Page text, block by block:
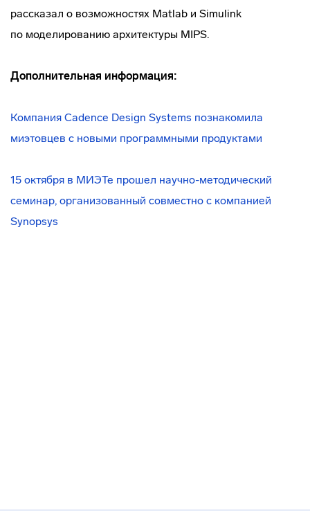
рассказал о возможностях Matlab и Simulink
по моделированию архитектуры MIPS.
Дополнительная информация:
Компания Cadence Design Systems познакомила
миэтовцев с новыми программными продуктами
15 октября в МИЭТе прошел научно-методический
семинар, организованный совместно с компанией
Synopsys